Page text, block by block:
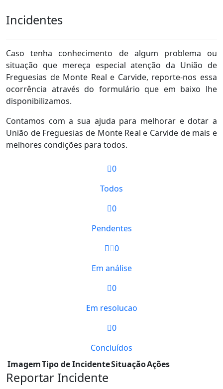
Incidentes
Caso tenha conhecimento de algum problema ou
situação que mereça especial atenção da União de
Freguesias de Monte Real e Carvide, reporte-nos essa
ocorrência através do formulário que em baixo lhe
disponibilizamos.
Contamos com a sua ajuda para melhorar e dotar a
União de Freguesias de Monte Real e Carvide de mais e
melhores condições para todos.
0
Todos
0
Pendentes
0
Em análise
0
Em resolucao
0
Concluídos
ImagemTipo de IncidenteSituaçãoAções
Reportar Incidente